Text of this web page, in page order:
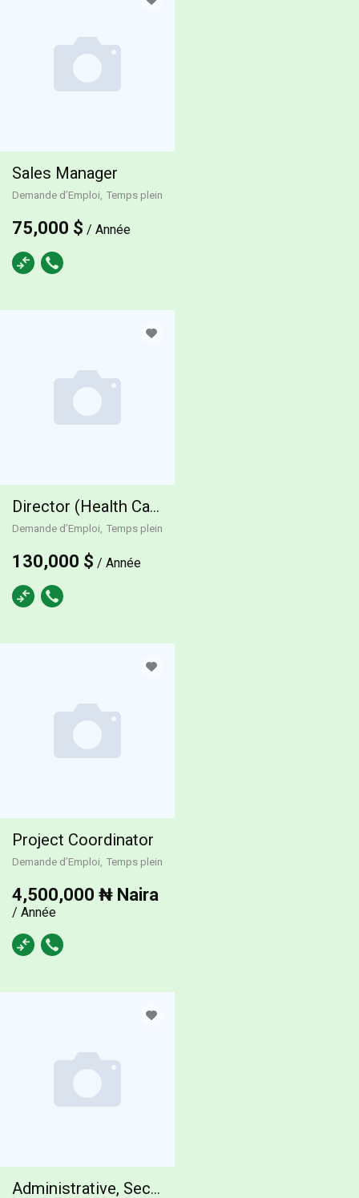
Sales Manager
Demande d’Emploi Temps plein
75,000 $ / Année
Director (Health Care)
Demande d’Emploi Temps plein
130,000 $ / Année
Project Coordinator
Demande d’Emploi Temps plein
4,500,000 ₦ Naira
/ Année
Administrative, Secretary